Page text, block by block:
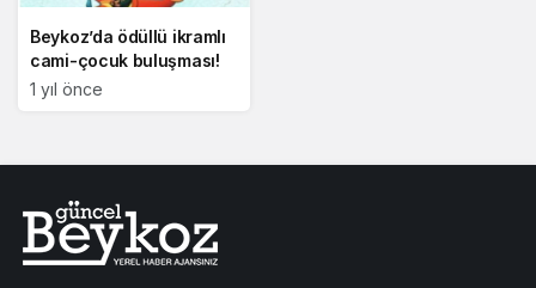
Beykoz’da ödüllü ikramlı
cami-çocuk buluşması!
1 yıl önce